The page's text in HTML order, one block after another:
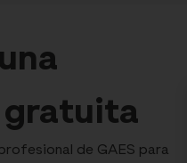
gratuita
de GAES para